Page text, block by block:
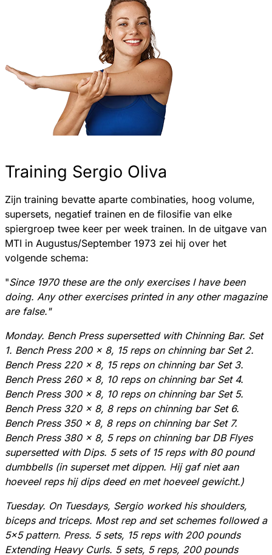
Training Sergio Oliva
Zijn training bevatte aparte combinaties, hoog volume,
supersets, negatief trainen en de filosifie van elke
spiergroep twee keer per week trainen. In de uitgave van
MTI in Augustus/September 1973 zei hij over het
volgende schema:
"Since 1970 these are the only exercises I have been
doing. Any other exercises printed in any other magazine
are false."
Monday. Bench Press supersetted with Chinning Bar. Set
1. Bench Press 200 x 8, 15 reps on chinning bar Set 2.
Bench Press 220 x 8, 15 reps on chinning bar Set 3.
Bench Press 260 x 8, 10 reps on chinning bar Set 4.
Bench Press 300 x 8, 10 reps on chinning bar Set 5.
Bench Press 320 x 8, 8 reps on chinning bar Set 6.
Bench Press 350 x 8, 8 reps on chinning bar Set 7.
Bench Press 380 x 8, 5 reps on chinning bar DB Flyes
supersetted with Dips. 5 sets of 15 reps with 80 pound
dumbbells (in superset met dippen. Hij gaf niet aan
hoeveel reps hij dips deed en met hoeveel gewicht.)
Tuesday. On Tuesdays, Sergio worked his shoulders,
biceps and triceps. Most rep and set schemes followed a
5×5 pattern. Press. 5 sets, 15 reps with 200 pounds
Extending Heavy Curls. 5 sets, 5 reps, 200 pounds